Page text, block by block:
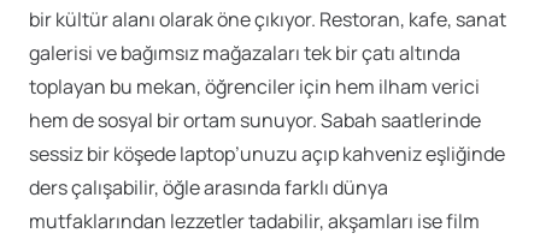
bir kültür alanı olarak öne çıkıyor. Restoran, kafe, sanat
galerisi ve bağımsız mağazaları tek bir çatı altında
toplayan bu mekan, öğrenciler için hem ilham verici
hem de sosyal bir ortam sunuyor. Sabah saatlerinde
sessiz bir köşede laptop’unuzu açıp kahveniz eşliğinde
ders çalışabilir, öğle arasında farklı dünya
mutfaklarından lezzetler tadabilir, akşamları ise film